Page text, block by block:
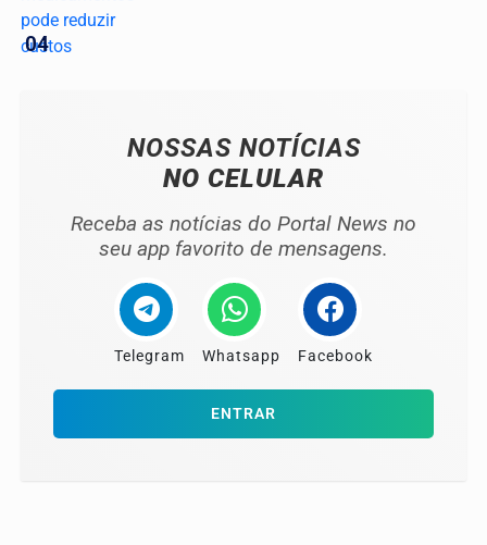
04
NOSSAS NOTÍCIAS
NO CELULAR
Receba as notícias do Portal News no
seu app favorito de mensagens.
Telegram Whatsapp Facebook
ENTRAR